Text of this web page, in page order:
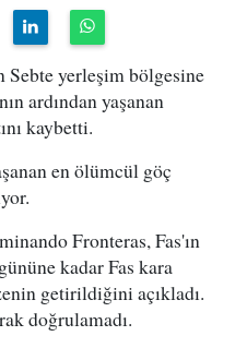
Sebte yerleşim bölgesine
ardından yaşanan
kaybetti.
en ölümcül göç
Fronteras, Fas'ın
kadar Fas kara
getirildiğini açıkladı.
doğrulamadı.